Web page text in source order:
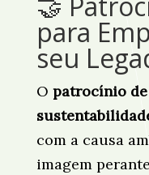
para
seu
O patrocínio
com a causa
imagem